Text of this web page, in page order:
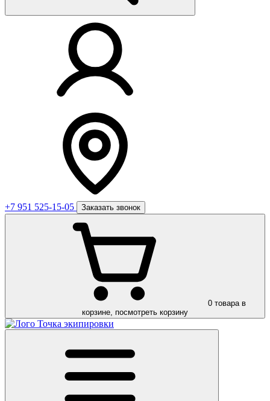
+7 951 525-15-05 Заказать звонок
0 товара в
корзине, посмотреть корзину